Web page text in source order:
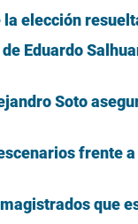
elección
Eduardo
Soto
frente
que